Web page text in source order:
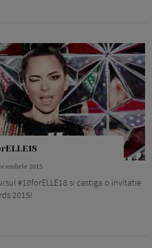
2015
#18forELLE18 si castiga o invitatie
2015!